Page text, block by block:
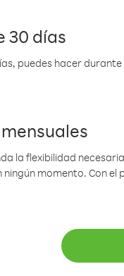
30 días
puedes hacer
la flexibilidad
momento. Con